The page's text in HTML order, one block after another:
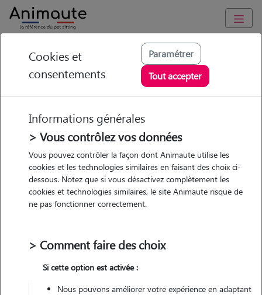
Animaute Auvergne-Rhône-Alpes Haute-Savoie/ Thônes
Angèle - Petsitter à
THONES
• 22 ans
Véhiculé
Cookies et
consentements
Paramétrer
Tout accepter
Informations générales
> Vous contrôlez vos données
Vous pouvez contrôler la façon dont Animaute utilise les
cookies et les technologies similaires en faisant des choix ci-
dessous. Notez que si vous désactivez complètement les
cookies et technologies similaires, le site Animaute risque de
ne pas fonctionner correctement.
> Comment faire des choix
Si cette option est activée :
Nous pouvons améliorer votre expérience en adaptant